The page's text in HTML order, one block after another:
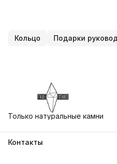
Кольцо Подарки
Только натуральные камни
Контакты